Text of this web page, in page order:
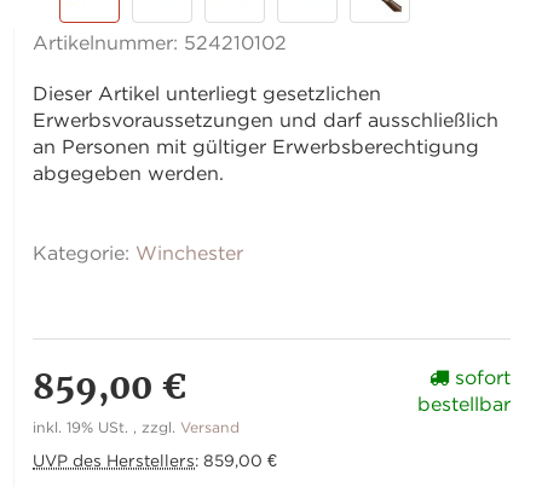
Artikelnummer: 524210102
Dieser Artikel unterliegt gesetzlichen
Erwerbsvoraussetzungen und darf ausschließlich
an Personen mit gültiger Erwerbsberechtigung
abgegeben werden.
Kategorie: Winchester
859,00 €
inkl. 19% USt. , zzgl.Versand
UVP des Herstellers:859,00 €
sofort
bestellbar